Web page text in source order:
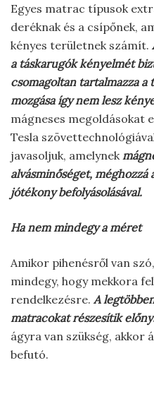
Egyes matrac típusok
deréknak és a csípőnek,
kényes területnek számít.
a táskarugók kényelmét
csomagoltan tartalmazza
mozgása így nem lesz
mágneses megoldásokat
Tesla
javasoljuk, amelynek
alvásminőséget,
jótékony befolyásolásával.
Ha nem mindegy a méret
Amikor pihenésről van
mindegy, hogy mekkora
rendelkezésre. A
matracokat részesítik
ágyra van szükség, akkor
befutó.